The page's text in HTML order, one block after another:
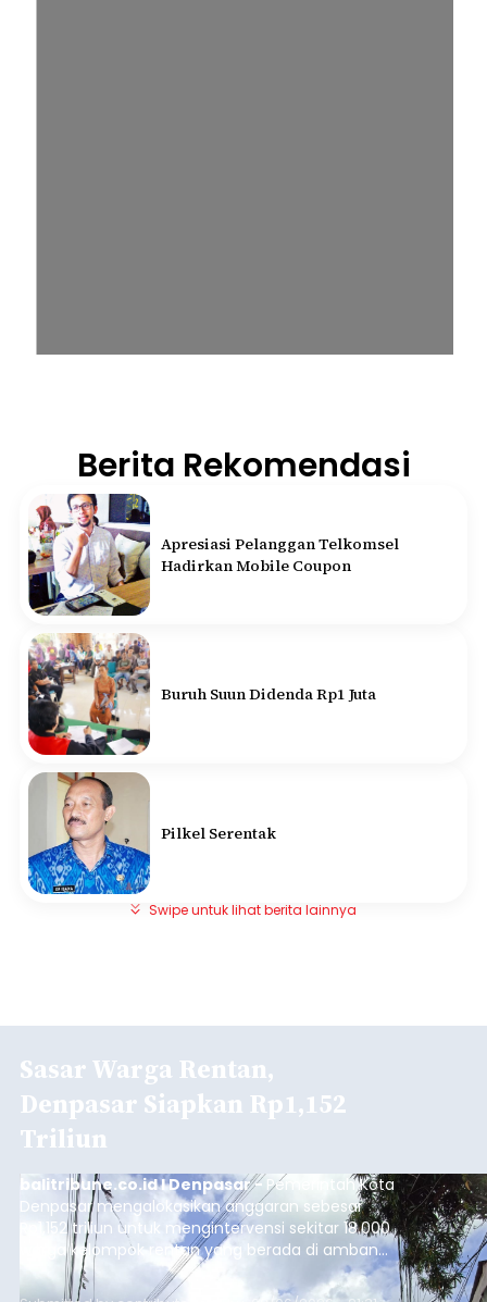
Berita Rekomendasi
Apresiasi Pelanggan Telkomsel
Hadirkan Mobile Coupon
Buruh Suun Didenda Rp1 Juta
Pilkel Serentak
Swipe untuk lihat berita lainnya
Sasar Warga Rentan,
Denpasar Siapkan Rp1,152
Triliun
balitribune.co.id I Denpasar - Pemerintah Kota
Denpasar mengalokasikan anggaran sebesar
Rp1,152 triliun untuk mengintervensi sekitar 18.000
warga kelompok rentan yang berada di ambang
garis kemiskinan. Langkah strategis ini diambil
guna menjaga masyarakat yang berada pada